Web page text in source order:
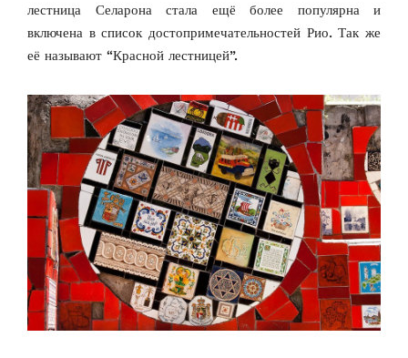
лестница Селарона стала ещё более популярна и
включена в список достопримечательностей Рио. Так же
её называют “Красной лестницей”.